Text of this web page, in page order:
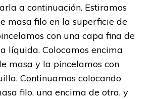
a continuación. Estiramos
masa filo en la superficie de
con una capa fina de
líquida. Colocamos encima
masa y la pincelamos con
Continuamos colocando
filo, una encima de otra, y